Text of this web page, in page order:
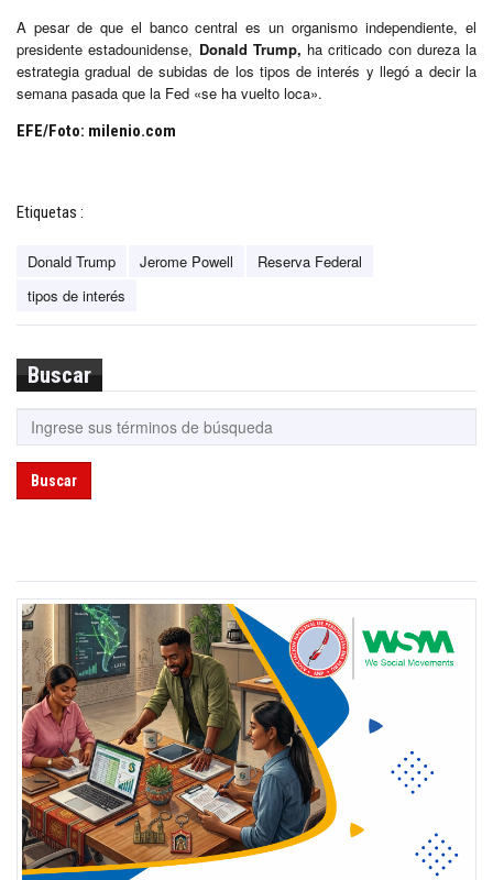
A pesar de que el banco central es un organismo independiente, el
presidente estadounidense, Donald Trump, ha criticado con dureza la
estrategia gradual de subidas de los tipos de interés y llegó a decir la
semana pasada que la Fed «se ha vuelto loca».
EFE/Foto: milenio.com
Etiquetas :
Donald Trump Jerome Powell
Reserva Federal
tipos de interés
Buscar
Buscar